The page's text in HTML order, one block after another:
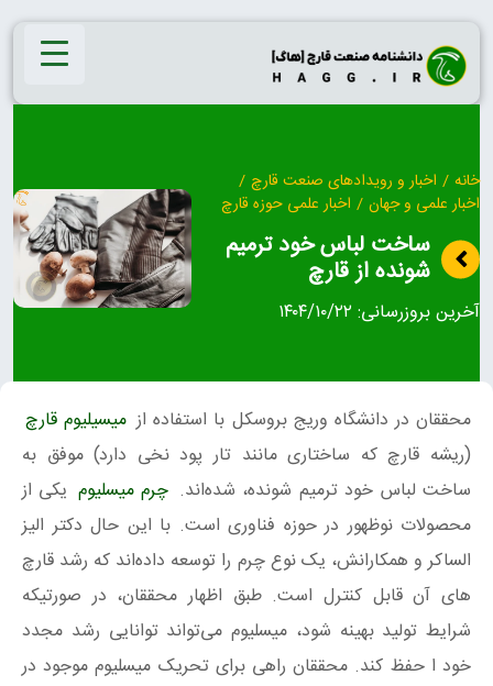
Skip
content
خانه / اخبار و رویدادهای صنعت قارچ /
اخبار علمی و جهان / اخبار علمی حوزه قارچ
ساخت لباس خود ترمیم
شونده از قارچ
آخرین بروزرسانی: ۱۴۰۴/۱۰/۲۲
محققان در دانشگاه وریج بروسکل با استفاده از میسیلیوم قارچ
(ریشه قارچ که ساختاری مانند تار پود نخی دارد) موفق به
ساخت لباس خود ترمیم شونده، شده‌اند. چرم میسلیوم یکی از
محصولات نوظهور در حوزه فناوری است. با این حال دکتر الیز
الساکر و همکارانش، یک نوع چرم را توسعه داده‌اند که رشد قارچ‌
های آن قابل کنترل است. طبق اظهار محققان، در صورتیکه
شرایط تولید بهینه شود، میسلیوم می‌تواند توانایی رشد مجدد
خود ا حفظ کند. محققان راهی برای تحریک میسلیوم موجود در